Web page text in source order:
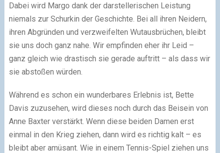
Dabei wird Margo dank der darstellerischen Leistung
niemals zur Schurkin der Geschichte. Bei all ihren Neidern,
ihren Abgründen und verzweifelten Wutausbrüchen, bleibt
sie uns doch ganz nahe. Wir empfinden eher ihr Leid –
ganz gleich wie drastisch sie gerade auftritt – als dass wir
sie abstoßen würden.
Während es schon ein wunderbares Erlebnis ist, Bette
Davis zuzusehen, wird dieses noch durch das Beisein von
Anne Baxter verstärkt. Wenn diese beiden Damen erst
einmal in den Krieg ziehen, dann wird es richtig kalt – es
bleibt aber amüsant. Wie in einem Tennis-Spiel ziehen uns